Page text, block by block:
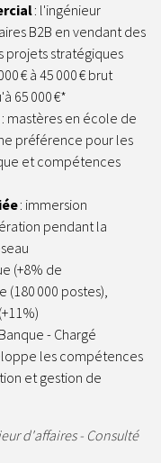
: l'ingénieur
B2B en vendant des
projets stratégiques
€ à 45 000 € brut
65 000 €*
: mastères en école de
préférence pour les
et compétences
: immersion
pendant la
(+8% de
000 postes),
- Chargé
les compétences
et gestion de
d'affaires - Consulté